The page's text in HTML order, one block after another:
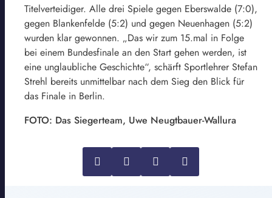
Titelverteidiger. Alle drei Spiele gegen Eberswalde (7:0),
gegen Blankenfelde (5:2) und gegen Neuenhagen (5:2)
wurden klar gewonnen. „Das wir zum 15.mal in Folge
bei einem Bundesfinale an den Start gehen werden, ist
eine unglaubliche Geschichte“, schärft Sportlehrer Stefan
Strehl bereits unmittelbar nach dem Sieg den Blick für
das Finale in Berlin.
FOTO: Das Siegerteam, Uwe Neugtbauer-Wallura